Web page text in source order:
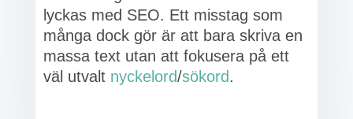
lyckas med SEO. Ett misstag som
många dock gör är att bara skriva en
massa text utan att fokusera på ett
väl utvalt nyckelord/sökord.